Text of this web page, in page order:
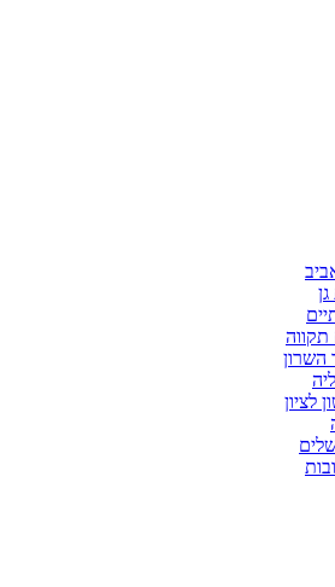
השרון
לציון